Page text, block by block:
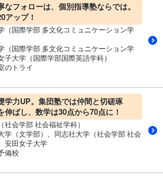
なフォローは、個別指導塾ならでは。
アップ！
（国際学部 多文化コミュニケーション学
（国際学部 多文化コミュニケーション学
子大学（国際学部国際英語学科）
のトライ
学力UP。集団塾では仲間と切磋琢
伸ばし、数学は30点から70点に！
社会学部 社会福祉学科）
学（文学部）、同志社大学（社会学部 社会
安田女子大学
備校